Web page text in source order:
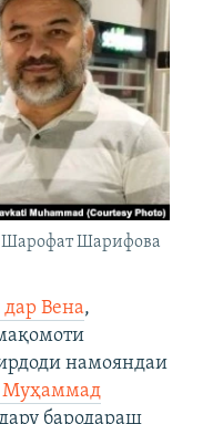
Шарифова
Вена,
намояндаи
Муҳаммад
бародараш